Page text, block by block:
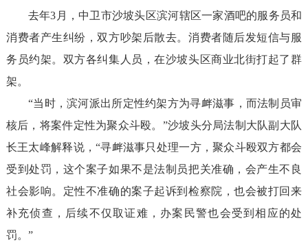
去年3 月，中卫市沙坡头区滨河辖区一家酒吧的服务员和
消费者产生纠纷，双方吵架后散去。消费者随后发短信与服
务员约架。双方各纠集人员，在沙坡头区商业北街打起了群
架。
“当时，滨河派出所定性约架方为寻衅滋事，而法制员审
核后，将案件定性为聚众斗殴。”沙坡头分局法制大队副大队
长王太峰解释说，“寻衅滋事只处理一方，聚众斗殴双方都会
受到处罚，这个案子如果不是法制员把关准确，会产生不良
社会影响。定性不准确的案子起诉到检察院，也会被打回来
补充侦查，后续不仅取证难，办案民警也会受到相应的处
罚。”